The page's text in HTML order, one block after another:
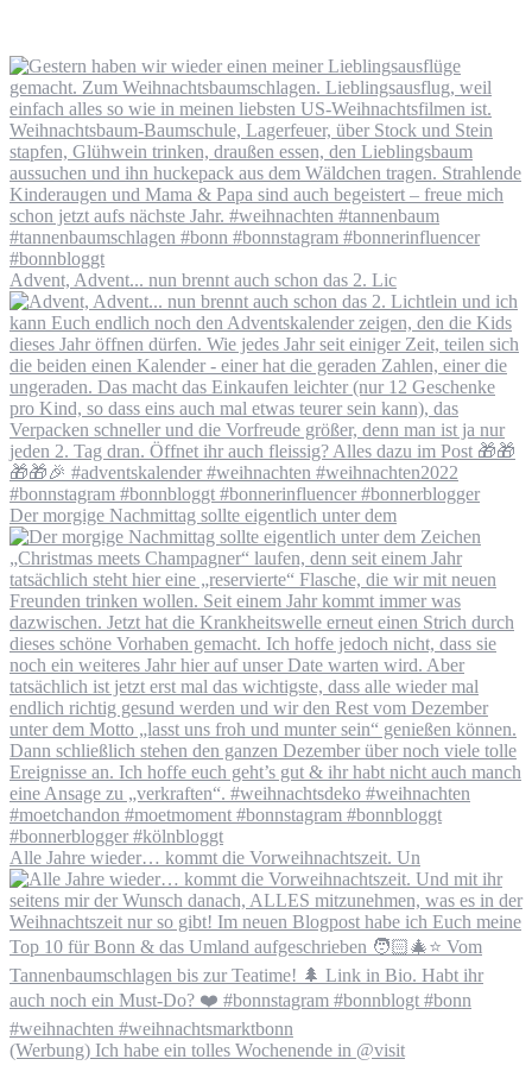
Advent, Advent... nun brennt auch schon das 2. Lic
Der morgige Nachmittag sollte eigentlich unter dem
Alle Jahre wieder… kommt die Vorweihnachtszeit. Un
(Werbung) Ich habe ein tolles Wochenende in @visit